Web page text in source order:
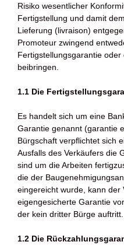
Risiko wesentlicher
Fertigstellung und damit
Lieferung (livraison)
Promoteur zwingend
Fertigstellungsgarantie
beibringen.
1.1 Die
Es handelt sich um eine
Garantie genannt (garantie
Bürgschaft verpflichtet sich
Ausfalls des Verkäufers die
sind um die Arbeiten
die der
eingereicht wurde, kann der
eigengesicherte Garantie
der kein dritter Bürge auftritt.
1.2 Die